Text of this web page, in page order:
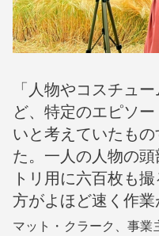
「人物やコスチュ
ど、特定のエピソ
いと考えていたも
た。一人の人物の
トリ用に六百枚も
方がよほど速く作業
マット・クラーク、事業